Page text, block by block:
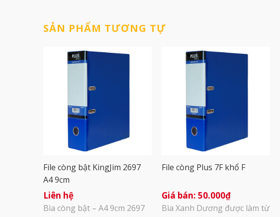
SẢN PHẨM TƯƠNG TỰ
File còng bật KingJim 2697
A4 9cm
Liên hệ
Bìa còng bật – A4 9cm 2697
File còng Plus 7F khổ F
50.000₫
Bìa Xanh Dương được làm từ